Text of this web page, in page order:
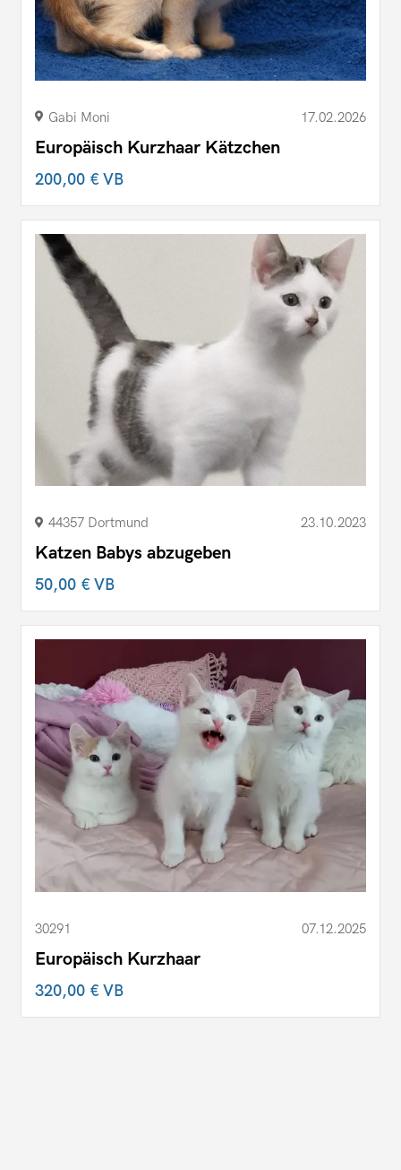
Gabi Moni 17.02.2026
Europäisch Kurzhaar Kätzchen
200,00 €VB
44357 Dortmund 23.10.2023
Katzen Babys abzugeben
50,00 €VB
30291 07.12.2025
Europäisch Kurzhaar
320,00 €VB